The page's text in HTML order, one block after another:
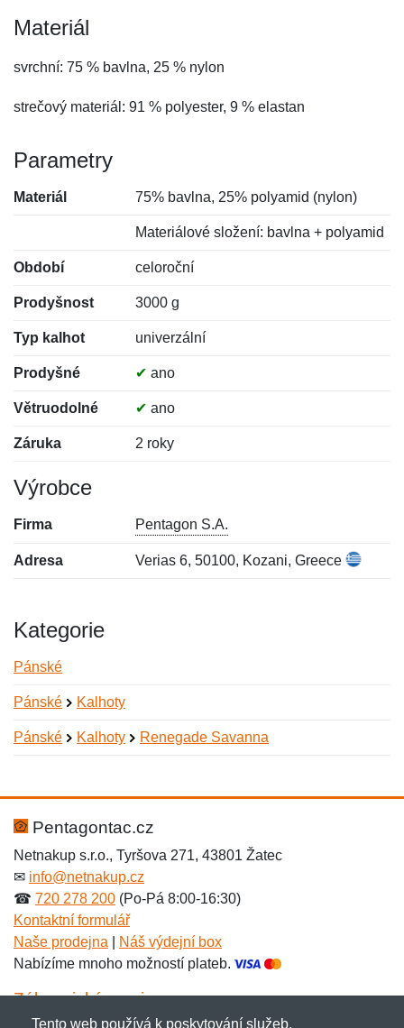
Materiál
svrchní: 75 % bavlna, 25 % nylon
strečový materiál: 91 % polyester, 9 % elastan
Parametry
Materiál 75% bavlna, 25% polyamid (nylon)
Materiálové složení: bavlna + polyamid
Období celoroční
Prodyšnost 3000 g
Typ kalhot univerzální
Prodyšné ✔ ano
Větruodolné ✔ ano
Záruka 2 roky
Výrobce
Firma Pentagon S.A.
Adresa Verias 6, 50100, Kozani, Greece
Kategorie
Pánské
Pánské Kalhoty
Pánské Kalhoty Renegade Savanna
Hodnocení:
Jméno: *
Jméno:
E-mail:*
Pentagontac.cz
Netnakup s.r.o., Tyršova 271, 43801 Žatec
✉ info@netnakup.cz
☎ 720 278 200 (Po-Pá 8:00-16:30)
Kontaktní formulář
Naše prodejna
Náš výdejní box
Nabízíme mnoho možností plateb.
Zákaznický servis
Tento web používá k poskytování služeb,